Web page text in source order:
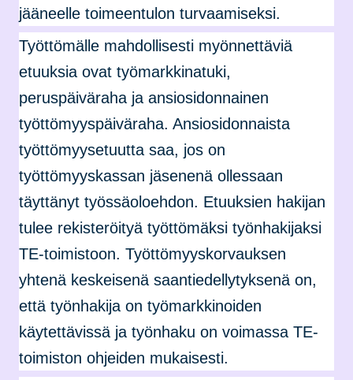
jääneelle toimeentulon turvaamiseksi.
Työttömälle mahdollisesti myönnettäviä
etuuksia ovat työmarkkinatuki,
peruspäiväraha ja ansiosidonnainen
työttömyyspäiväraha. Ansiosidonnaista
työttömyysetuutta saa, jos on
työttömyyskassan jäsenenä ollessaan
täyttänyt työssäoloehdon. Etuuksien hakijan
tulee rekisteröityä työttömäksi työnhakijaksi
TE-toimistoon. Työttömyyskorvauksen
yhtenä keskeisenä saantiedellytyksenä on,
että työnhakija on työmarkkinoiden
käytettävissä ja työnhaku on voimassa TE-
toimiston ohjeiden mukaisesti.